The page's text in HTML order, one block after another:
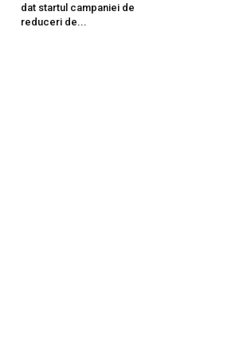
dat startul campaniei de
reduceri de...